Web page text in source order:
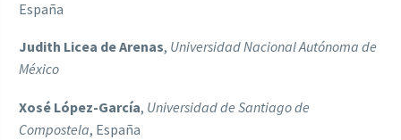
España
Judith Licea de Arenas, Universidad Nacional Autónoma de
México
Xosé López-García, Universidad de Santiago de
Compostela, España